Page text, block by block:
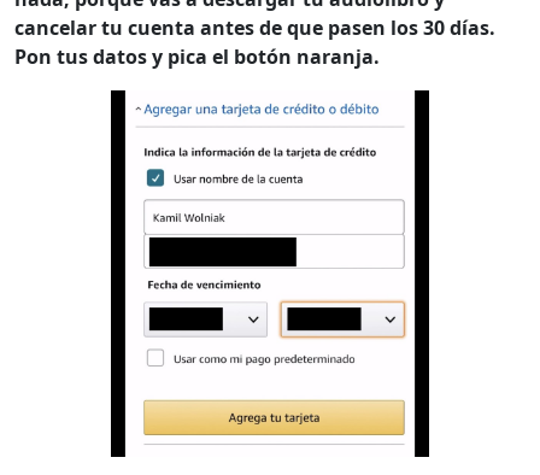
cancelar tu cuenta antes de que pasen los 30 días.
Pon tus datos y pica el botón naranja.